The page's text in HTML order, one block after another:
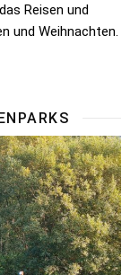
Reisen und
und Weihnachten.